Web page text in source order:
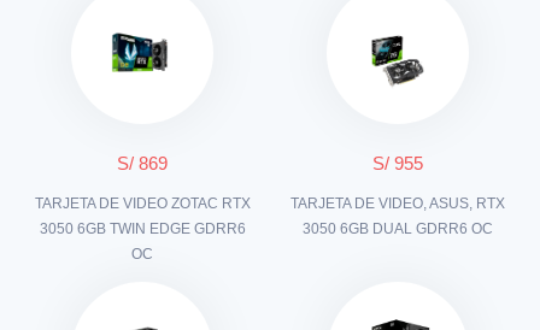
S/ 869
TARJETA DE VIDEO ZOTAC RTX
3050 6GB TWIN EDGE GDRR6
OC
S/ 955
TARJETA DE VIDEO, ASUS, RTX
3050 6GB DUAL GDRR6 OC